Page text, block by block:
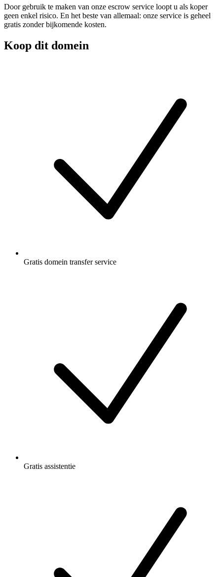
Door gebruik te maken van onze escrow service loopt u als koper
geen enkel risico. En het beste van allemaal: onze service is geheel
gratis zonder bijkomende kosten.
Koop dit domein
Gratis domein transfer service
Gratis assistentie